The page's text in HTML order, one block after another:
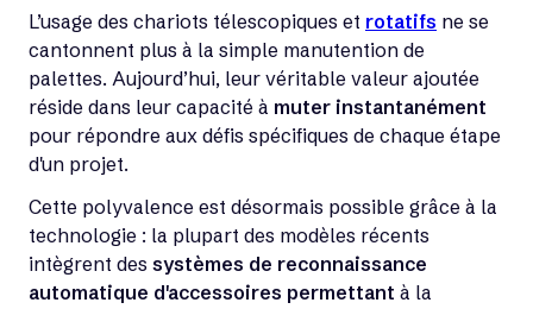
L’usage des chariots télescopiques et rotatifs ne se
cantonnent plus à la simple manutention de
palettes. Aujourd’hui, leur véritable valeur ajoutée
réside dans leur capacité à muter instantanément
pour répondre aux défis spécifiques de chaque étape
d'un projet.
Cette polyvalence est désormais possible grâce à la
technologie : la plupart des modèles récents
intègrent des systèmes de reconnaissance
automatique d'accessoires permettant à la